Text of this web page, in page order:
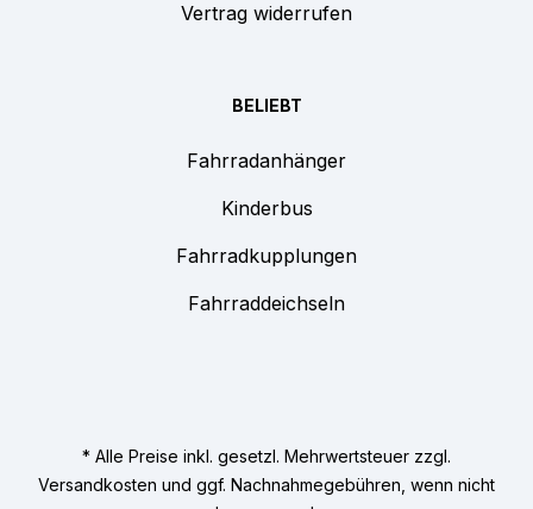
Vertrag widerrufen
BELIEBT
Fahrradanhänger
Kinderbus
Fahrradkupplungen
Fahrraddeichseln
* Alle Preise inkl. gesetzl. Mehrwertsteuer zzgl.
Versandkosten und ggf. Nachnahmegebühren, wenn nicht